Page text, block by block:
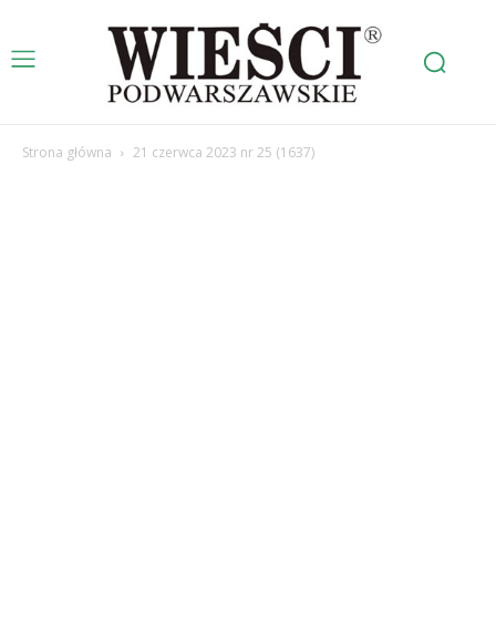
Strona główna 21 czerwca 2023 nr 25 (1637)